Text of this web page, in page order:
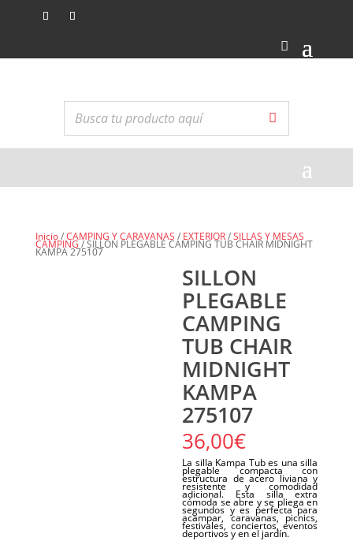
Inicio/CAMPING Y CARAVANAS / EXTERIOR/SILLAS Y MESAS
CAMPING/ SILLON PLEGABLE CAMPING TUB CHAIR MIDNIGHT
KAMPA 275107
SILLON
PLEGABLE
CAMPING
TUB CHAIR
MIDNIGHT
KAMPA
275107
36,00€
La silla Kampa Tub es una silla
plegable compacta con
estructura de acero liviana y
resistente y comodidad
adicional. Esta silla extra
cómoda se abre y se pliega en
segundos y es perfecta para
acampar, caravanas, picnics,
festivales, conciertos, eventos
deportivos y en el jardín.